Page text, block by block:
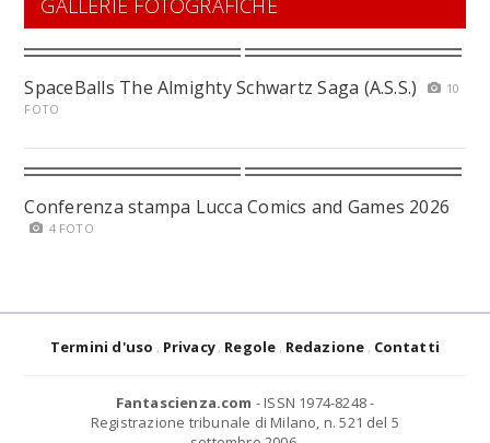
GALLERIE FOTOGRAFICHE
SpaceBalls The Almighty Schwartz Saga (A.S.S.)
10
FOTO
Conferenza stampa Lucca Comics and Games 2026
4 FOTO
Termini d'uso Privacy Regole Redazione Contatti
Fantascienza.com - ISSN 1974-8248 -
Registrazione tribunale di Milano, n. 521 del 5